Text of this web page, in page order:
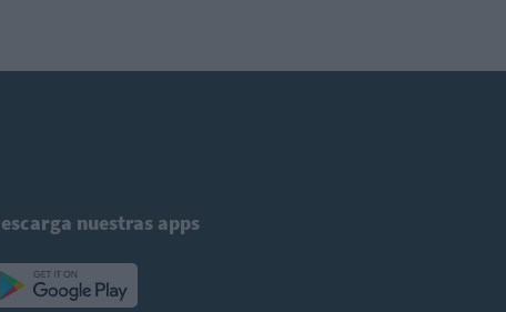
nuestras apps